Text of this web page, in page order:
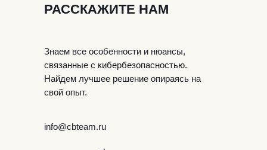
Знаем все особенности и нюансы,
связанные с кибербезопасностью.
Найдем лучшее решение опираясь на
свой опыт.
РАССКАЖИТЕ НАМ
info@cbteam.ru